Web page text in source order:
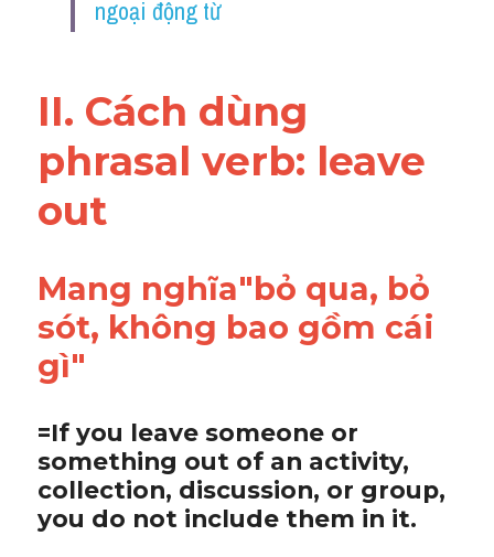
ngoại động từ
II. Cách dùng
phrasal verb: leave
out
Mang nghĩa"bỏ qua, bỏ
sót, không bao gồm cái
gì"
=If you leave someone or
something out of an activity,
collection, discussion, or group,
you do not include them in it.